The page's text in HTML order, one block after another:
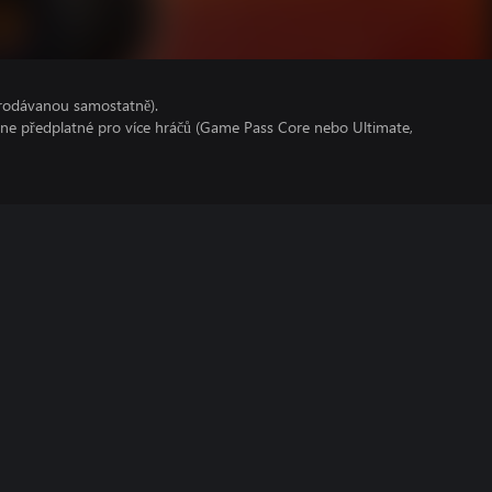
samostatně).
předplatné pro více hráčů (Game Pass Core nebo Ultimate,